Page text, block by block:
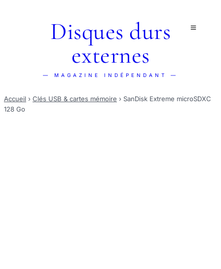
Disques durs
externes
— MAGAZINE INDÉPENDANT —
Accueil › Clés USB & cartes mémoire › SanDisk Extreme microSDXC
128 Go